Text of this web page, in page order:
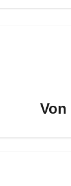
Von